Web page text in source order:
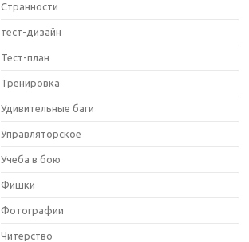
Странности
тест-дизайн
Тест-план
Тренировка
Удивительные баги
Управляторское
Учеба в бою
Фишки
Фотографии
Читерство